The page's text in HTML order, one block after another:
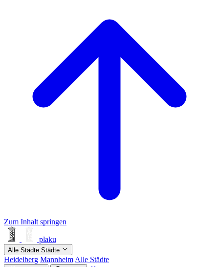
Zum Inhalt springen
plaku
Alle Städte Städte
Heidelberg Mannheim Alle Städte